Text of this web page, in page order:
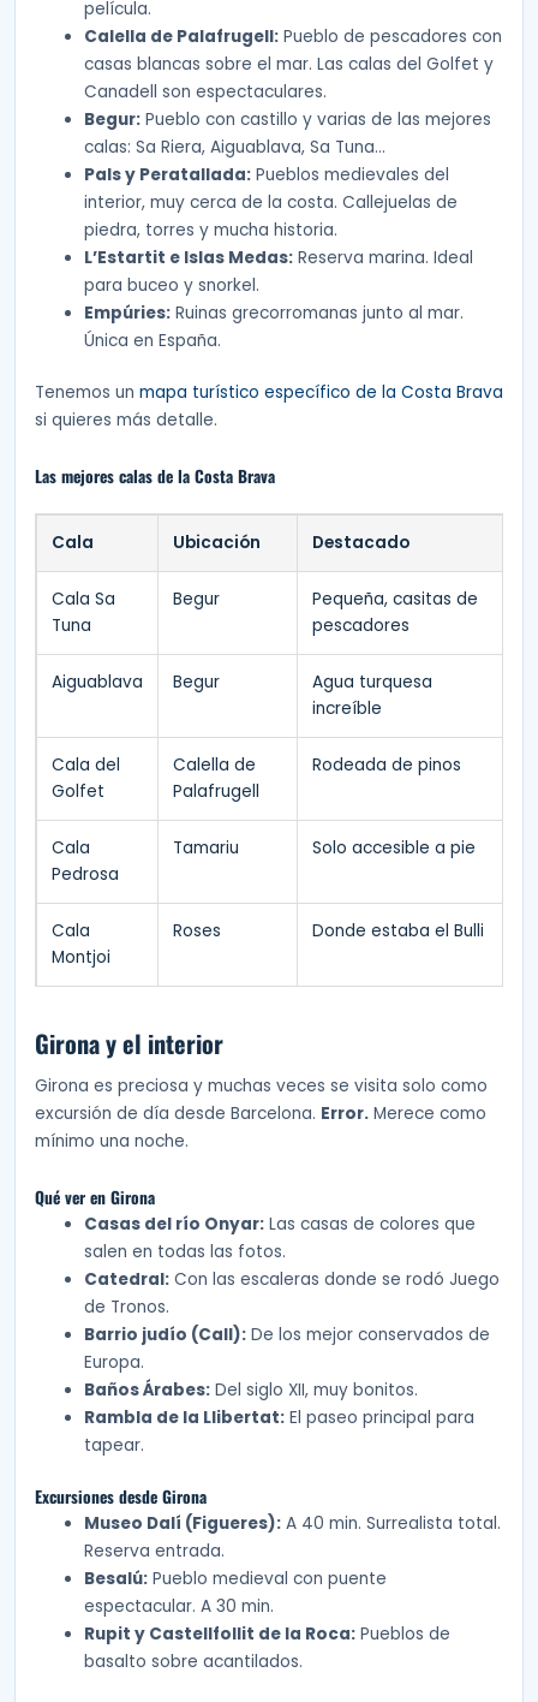
película.
Calella de Palafrugell: Pueblo de pescadores con
casas blancas sobre el mar. Las calas del Golfet y
Canadell son espectaculares.
Begur: Pueblo con castillo y varias de las mejores
calas: Sa Riera, Aiguablava, Sa Tuna…
Pals y Peratallada: Pueblos medievales del
interior, muy cerca de la costa. Callejuelas de
piedra, torres y mucha historia.
L’Estartit e Islas Medas: Reserva marina. Ideal
para buceo y snorkel.
Empúries: Ruinas grecorromanas junto al mar.
Única en España.
Tenemos un mapa turístico específico de la Costa Brava
si quieres más detalle.
Las mejores calas de la Costa Brava
Cala Ubicación Destacado
Cala Sa
Tuna
Begur
Pequeña, casitas de
pescadores
Aiguablava Begur
Agua turquesa
increíble
Cala del
Golfet
Calella de
Palafrugell
Rodeada de pinos
Cala
Pedrosa
Tamariu Solo accesible a pie
Cala
Montjoi
Roses Donde estaba el Bulli
Girona y el interior
Girona es preciosa y muchas veces se visita solo como
excursión de día desde Barcelona. Error. Merece como
mínimo una noche.
Qué ver en Girona
Casas del río Onyar: Las casas de colores que
salen en todas las fotos.
Catedral: Con las escaleras donde se rodó Juego
de Tronos.
Barrio judío (Call): De los mejor conservados de
Europa.
Baños Árabes: Del siglo XII, muy bonitos.
Rambla de la Llibertat: El paseo principal para
tapear.
Excursiones desde Girona
Museo Dalí (Figueres): A 40 min. Surrealista total.
Reserva entrada.
Besalú: Pueblo medieval con puente
espectacular. A 30 min.
Rupit y Castellfollit de la Roca: Pueblos de
basalto sobre acantilados.